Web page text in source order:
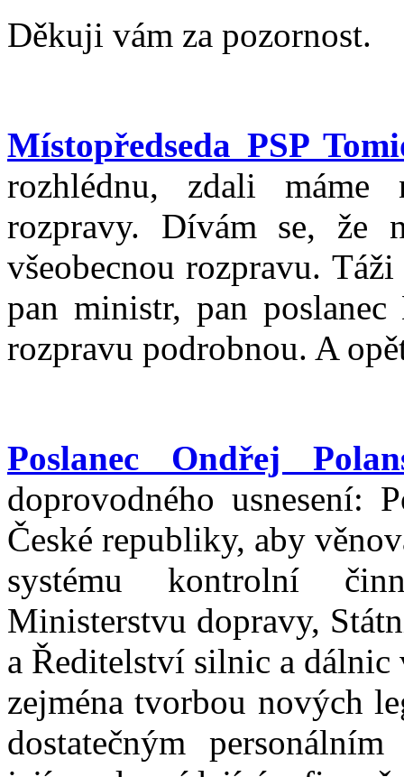
Děkuji vám za pozornost.
Místopředseda PSP
rozhlédnu, zdali máme
rozpravy. Dívám se, že
všeobecnou rozpravu.
pan ministr, pan
rozpravu podrobnou. A
Poslanec Ondřej
doprovodného usnesení:
České republiky, aby
systému kontrolní
Ministerstvu dopravy,
a Ředitelství silnic a
zejména tvorbou nových
dostatečným